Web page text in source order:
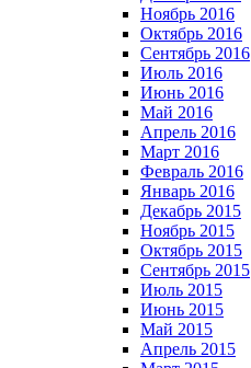
Ноябрь 2016
Октябрь 2016
Сентябрь 2016
Июль 2016
Июнь 2016
Май 2016
Апрель 2016
Март 2016
Февраль 2016
Январь 2016
Декабрь 2015
Ноябрь 2015
Октябрь 2015
Сентябрь 2015
Июль 2015
Июнь 2015
Май 2015
Апрель 2015